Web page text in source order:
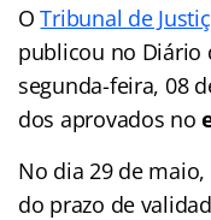
OTribunal de
publicou no Diário
segunda-feira, 08
dos aprovados no
No dia 29 de maio,
do prazo de